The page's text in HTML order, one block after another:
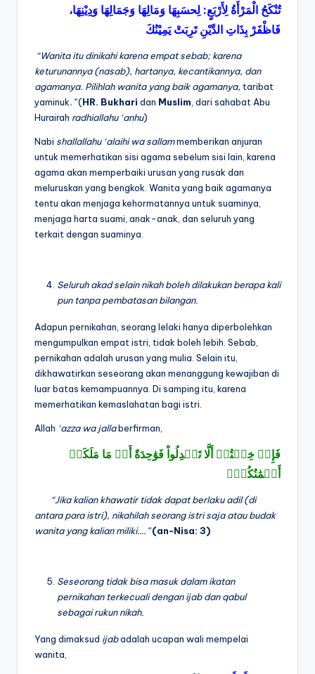
تُنْكَحُ الْمَرْأَةُ لِأَرْبَعٍ: لِحسَبِهَا وَمَالِهَا وَجَمَالِهَا وَدِيْنِهَا،
فَاظْفَرْ بِذَاتِ الدِّيْنِ تَرِبَتْ يَمِيْنُكَ
“Wanita itu dinikahi karena empat sebab; karena
keturunannya (nasab), hartanya, kecantikannya, dan
agamanya. Pilihlah wanita yang baik agamanya, taribat
yaminuk.”(HR. Bukhari dan Muslim , dari sahabat Abu
Hurairah radhiallahu ‘anhu)
Nabi shallallahu ‘alaihi wa sallammemberikan anjuran
untuk memerhatikan sisi agama sebelum sisi lain, karena
agama akan memperbaiki urusan yang rusak dan
meluruskan yang bengkok. Wanita yang baik agamanya
tentu akan menjaga kehormatannya untuk suaminya,
menjaga harta suami, anak-anak, dan seluruh yang
terkait dengan suaminya.
Seluruh akad selain nikah boleh dilakukan berapa kali
pun tanpa pembatasan bilangan.
Adapun pernikahan, seorang lelaki hanya diperbolehkan
mengumpulkan empat istri, tidak boleh lebih. Sebab,
pernikahan adalah urusan yang mulia. Selain itu,
dikhawatirkan seseorang akan menanggung kewajiban di
luar batas kemampuannya. Di samping itu, karena
memerhatikan kemaslahatan bagi istri.
Allah ‘azza wa jallaberfirman,
فَإِنۡ خِفۡتُمۡ أَلَّا تَعۡدِلُواْ فَوَٰحِدَةً أَوۡ مَا مَلَكَتۡ
أَيۡمَٰنُكُمۡۚ
“Jika kalian khawatir tidak dapat berlaku adil (di
antara para istri), nikahilah seorang istri saja atau budak
wanita yang kalian miliki….”(an-Nisa: 3)
Seseorang tidak bisa masuk dalam ikatan
pernikahan terkecuali dengan ijab dan qabul
sebagai rukun nikah.
Yang dimaksud ijabadalah ucapan wali mempelai
wanita,